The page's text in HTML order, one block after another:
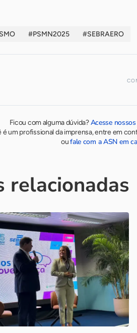
#PSMN2025 #SEBRAERO
Ficou com alguma dúvida?Acesse
é um profissional da imprensa, entre em
oufale com a ASN em
relacionadas